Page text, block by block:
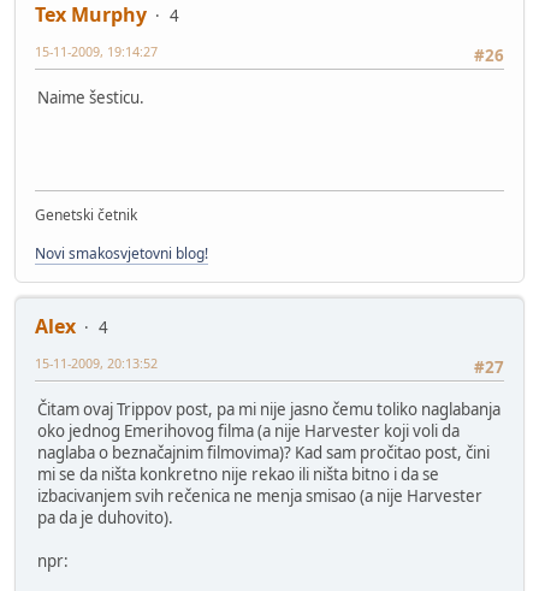
Tex Murphy
4
#26
15-11-2009, 19:14:27
Naime šesticu.
Genetski četnik
Novi smakosvjetovni blog!
Alex
4
#27
15-11-2009, 20:13:52
Čitam ovaj Trippov post, pa mi nije jasno čemu toliko naglabanja
oko jednog Emerihovog filma (a nije Harvester koji voli da
naglaba o beznačajnim filmovima)? Kad sam pročitao post, čini
mi se da ništa konkretno nije rekao ili ništa bitno i da se
izbacivanjem svih rečenica ne menja smisao (a nije Harvester
pa da je duhovito).
npr: